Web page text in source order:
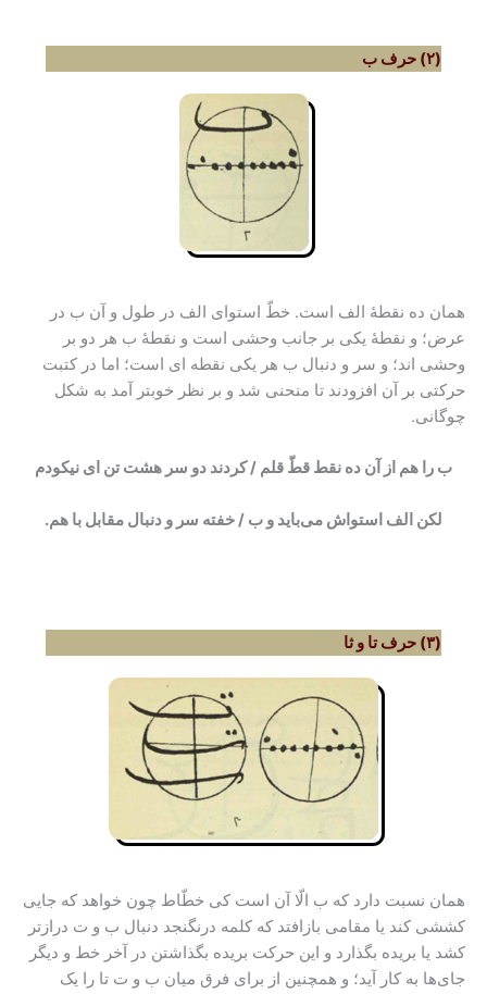
(۲) حرف ب
همان ده نقطۀ الف است. خطّ استوای الف در طول و آن ب در
عرض؛ و نقطۀ یکی بر جانب وحشی است و نقطۀ ب هر دو بر
وحشی اند؛ و سر و دنبال ب هر یکی نقطه ای است؛ اما در کتبت
حرکتی بر آن افزودند تا منحنی شد و بر نظر خوبتر آمد به شکل
چوگانی.
ب را هم از آن ده نقط قطّ قلم / کردند دو سر هشت تن ای نیکودم
لکن الف استواش می‌باید و ب / خفته سر و دنبال مقابل با هم.
(۳) حرف تا و ثا
همان نسبت دارد که ب الّا آن است کی خطّاط چون خواهد که جایی
کششی کند یا مقامی بازافتد که کلمه درنگنجد دنبال ب و ت درازتر
کشد یا بریده بگذارد و این حرکت بریده بگذاشتن در آخر خط و دیگر
جای‌ها به کار آید؛ و همچنین از برای فرق میان ب و ت تا را یک